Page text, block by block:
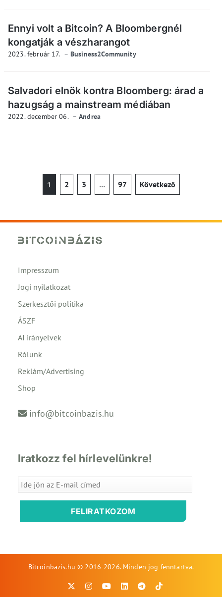
Ennyi volt a Bitcoin? A Bloombergnél
kongatják a vészharangot
2023. február 17. Business2Community
Salvadori elnök kontra Bloomberg: árad a
hazugság a mainstream médiában
2022. december 06. Andrea
1 2 3 … 97 Következő
Impresszum
Jogi nyilatkozat
Szerkesztői politika
ÁSZF
AI irányelvek
Rólunk
Reklám/Advertising
Shop
info@bitcoinbazis.hu
Iratkozz fel hírlevelünkre!
FELIRATKOZOM
Bitcoinbazis.hu © 2016-2026. Minden jog fenntartva.